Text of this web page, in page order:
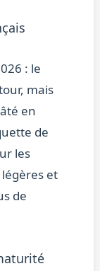
: le
mais
en
de
les
et
de